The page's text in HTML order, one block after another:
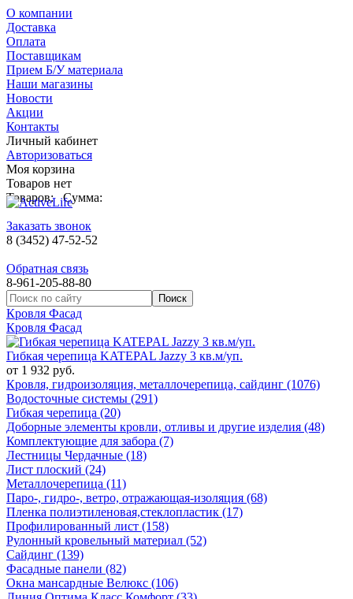
О компании
Доставка
Оплата
Поставщикам
Прием Б/У материала
Наши магазины
Новости
Акции
Контакты
Личный кабинет
Авторизоваться
Моя корзина
Товаров нет
Товаров: Сумма:
Заказать звонок
8 (3452) 47-52-52
Обратная связь
8-961-205-88-80
Кровля Фасад
Кровля Фасад
Гибкая черепица KATEPAL Jazzy 3 кв.м/уп.
от 1 932 руб.
Кровля, гидроизоляция, металлочерепица, сайдинг (1076)
Водосточные системы (291)
Гибкая черепица (20)
Доборные элементы кровли, отливы и другие изделия (48)
Комплектующие для забора (7)
Лестницы Чердачные (18)
Лист плоский (24)
Металлочерепица (11)
Паро-, гидро-, ветро, отражающая-изоляция (68)
Пленка полиэтиленовая,стеклопластик (17)
Профилированный лист (158)
Рулонный кровельный материал (52)
Сайдинг (139)
Фасадные панели (82)
Окна мансардные Велюкс (106)